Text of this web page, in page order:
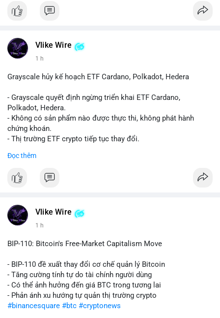
Vlike Wire
1 h
Grayscale hủy kế hoạch ETF Cardano, Polkadot, Hedera
- Grayscale quyết định ngừng triển khai ETF Cardano,
Polkadot, Hedera.
- Không có sản phẩm nào được thực thi, không phát hành
chứng khoán.
- Thị trường ETF crypto tiếp tục thay đổi.
📰 Nguồn: CoinDesk
Đọc thêm
Vlike Wire
1 h
BIP-110: Bitcoin's Free-Market Capitalism Move
- BIP-110 đề xuất thay đổi cơ chế quản lý Bitcoin
- Tăng cường tính tự do tài chính người dùng
- Có thể ảnh hưởng đến giá BTC trong tương lai
- Phản ánh xu hướng tự quản thị trường crypto
#binancesquare #btc #cryptonews